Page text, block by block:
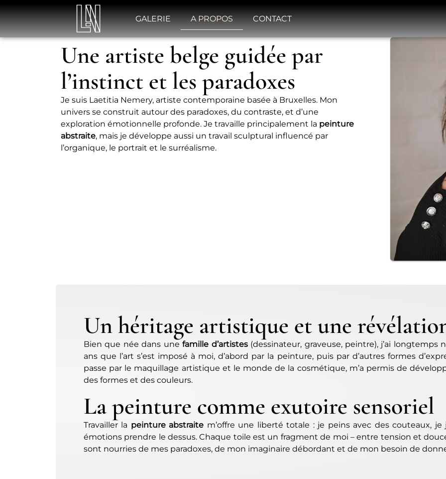
GALERIE A PROPOS CONTACT
Une artiste belge guidée par
l’instinct et les paradoxes
Je suis Laetitia Nemery, artiste contemporaine basée à Bruxelles. Mon
univers se construit autour des paradoxes, du contraste, et d’une
exploration émotionnelle profonde. Je travaille principalement la peinture
abstraite, mais je développe aussi un travail sculptural influencé par
l’organique, le portrait et le surréalisme.
Un héritage artistique et une
Bien que née dans unefamille d’artistes(dessinateur, graveuse, peintre), j’ai longtemps
ans que l’art s’est imposé à moi, d’abord par la peinture, puis par d’autres formes
passe par le maquillage artistique et le monde de la cosmétique, m’a permis de
des formes et des couleurs.
La peinture comme exutoire sensoriel
Travailler la peinture abstraite m’offre une liberté totale : je peins avec des couteaux,
émotions prendre le dessus. Chaque toile est un fragment de moi – entre tension et
sont nourries de mes paradoxes, de mon imaginaire débordant et de mon besoin de